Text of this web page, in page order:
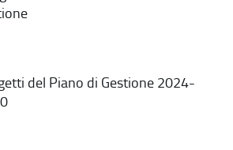
del Piano di Gestione 2024-